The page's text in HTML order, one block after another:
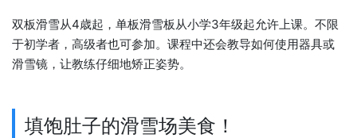
双板滑雪从4歳起，单板滑雪板从小学3年级起允许上课。不限
于初学者，高级者也可参加。课程中还会教导如何使用器具或
滑雪镜，让教练仔细地矫正姿势。
填饱肚子的滑雪场美食！